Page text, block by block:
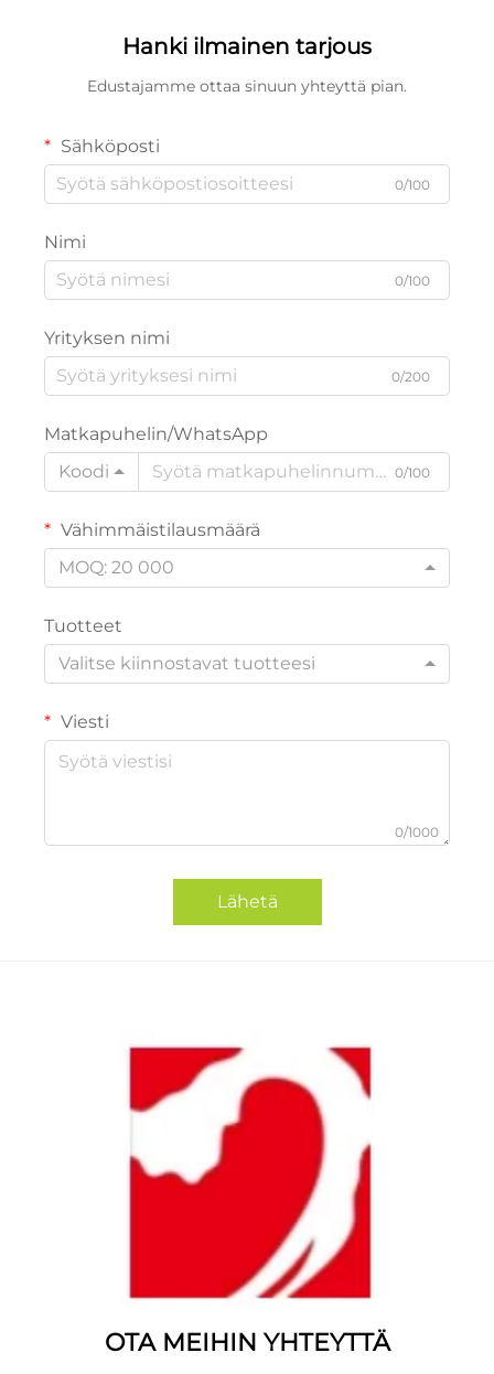
Hanki ilmainen tarjous
Edustajamme ottaa sinuun yhteyttä pian.
Sähköposti
0/100
Nimi
0/100
Yrityksen nimi
0/200
Matkapuhelin/WhatsApp
Koodi
0/100
Vähimmäistilausmäärä
MOQ: 20 000
Tuotteet
Valitse kiinnostavat tuotteesi
Viesti
0/1000
Lähetä
OTA MEIHIN YHTEYTTÄ